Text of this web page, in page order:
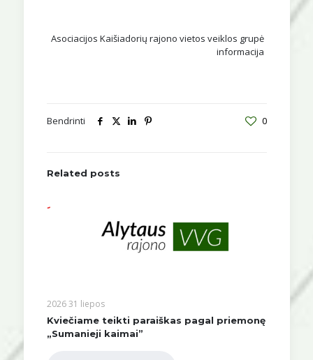
Asociacijos Kaišiadorių rajono vietos veiklos grupė
informacija
Bendrinti 0
Related posts
2026 31 liepos
Kviečiame teikti paraiškas pagal priemonę
„Sumanieji kaimai”